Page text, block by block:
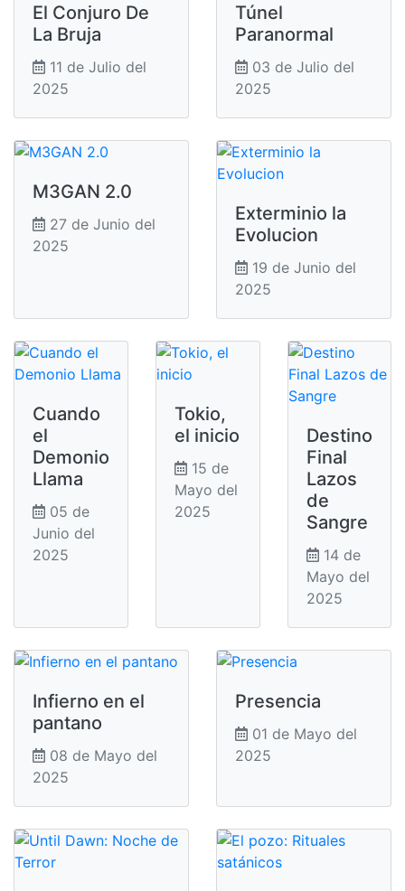
El Conjuro De
La Bruja
11 de Julio del
2025
Túnel
Paranormal
03 de Julio del
2025
M3GAN 2.0
27 de Junio del
2025
Exterminio la
Evolucion
19 de Junio del
2025
Cuando
el
Demonio
Llama
05 de
Junio del
2025
Tokio,
el inicio
15 de
Mayo del
2025
Destino
Final
Lazos
de
Sangre
14 de
Mayo del
2025
Infierno en el
pantano
08 de Mayo del
2025
Presencia
01 de Mayo del
2025